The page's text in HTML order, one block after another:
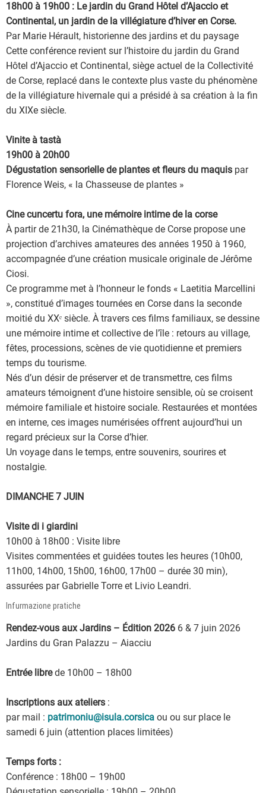
18h00 à 19h00 : Le jardin du Grand Hôtel d’Ajaccio et
Continental, un jardin de la villégiature d’hiver en Corse.
Par Marie Hérault, historienne des jardins et du paysage
Cette conférence revient sur l’histoire du jardin du Grand
Hôtel d’Ajaccio et Continental, siège actuel de la Collectivité
de Corse, replacé dans le contexte plus vaste du phénomène
de la villégiature hivernale qui a présidé à sa création à la fin
du XIXe siècle.
Vinite à tastà
19h00 à 20h00
Dégustation sensorielle de plantes et fleurs du maquis par
Florence Weis, « la Chasseuse de plantes »
Cine cuncertu fora, une mémoire intime de la corse
À partir de 21h30, la Cinémathèque de Corse propose une
projection d’archives amateures des années 1950 à 1960,
accompagnée d’une création musicale originale de Jérôme
Ciosi.
Ce programme met à l’honneur le fonds « Laetitia Marcellini
», constitué d’images tournées en Corse dans la seconde
moitié du XXᵉ siècle. À travers ces films familiaux, se dessine
une mémoire intime et collective de l’île : retours au village,
fêtes, processions, scènes de vie quotidienne et premiers
temps du tourisme.
Nés d’un désir de préserver et de transmettre, ces films
amateurs témoignent d’une histoire sensible, où se croisent
mémoire familiale et histoire sociale. Restaurées et montées
en interne, ces images numérisées offrent aujourd’hui un
regard précieux sur la Corse d’hier.
Un voyage dans le temps, entre souvenirs, sourires et
nostalgie.
DIMANCHE 7 JUIN
Visite di i giardini
10h00 à 18h00 : Visite libre
Visites commentées et guidées toutes les heures (10h00,
11h00, 14h00, 15h00, 16h00, 17h00 – durée 30 min),
assurées par Gabrielle Torre et Livio Leandri.
Infurmazione pratiche
Rendez-vous aux Jardins – Édition 2026 6 & 7 juin 2026
Jardins du Gran Palazzu – Aiacciu
Entrée librede 10h00 – 18h00
Inscriptions aux ateliers :
par mail : patrimoniu@isula.corsica ou ou sur place le
samedi 6 juin (attention places limitées)
Temps forts :
Conférence : 18h00 – 19h00